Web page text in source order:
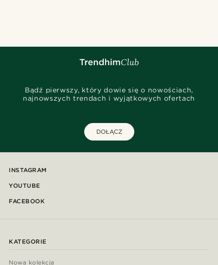
Bądź pierwszy, który dowie się o nowościach,
najnowszych trendach i wyjątkowych ofertach
DOŁĄCZ
INSTAGRAM
YOUTUBE
FACEBOOK
KATEGORIE
Nowa kolekcja